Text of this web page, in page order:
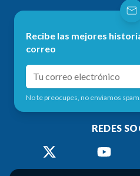
Recibe las mejores
correo
No te preocupes, no enviamos spam.
REDES